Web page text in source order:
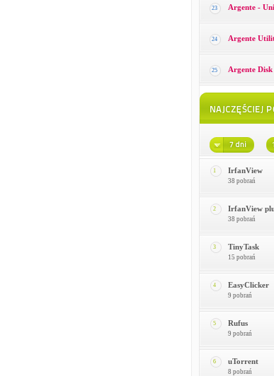
23 Argente -
24 Argente
25 Argente
1 IrfanView
38 pobrań
2 IrfanView
38 pobrań
3 TinyTask
15 pobrań
4 EasyClicker
9 pobrań
5 Rufus
9 pobrań
6 uTorrent
8 pobrań